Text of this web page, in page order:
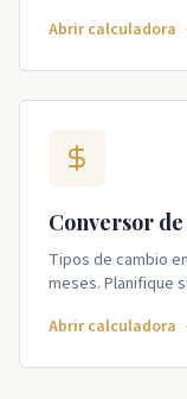
Abrir calculadora
Conversor de
Tipos de cambio
meses. Planifique
Abrir calculadora